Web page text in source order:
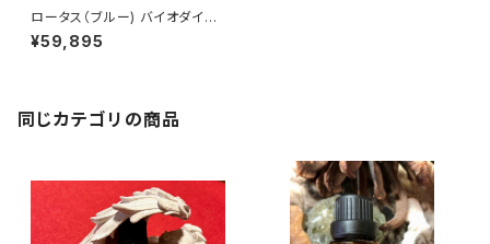
ロータス（ブルー) バイオダイナ
ミック農法/インド産 2ml
¥59,895
同じカテゴリの商品